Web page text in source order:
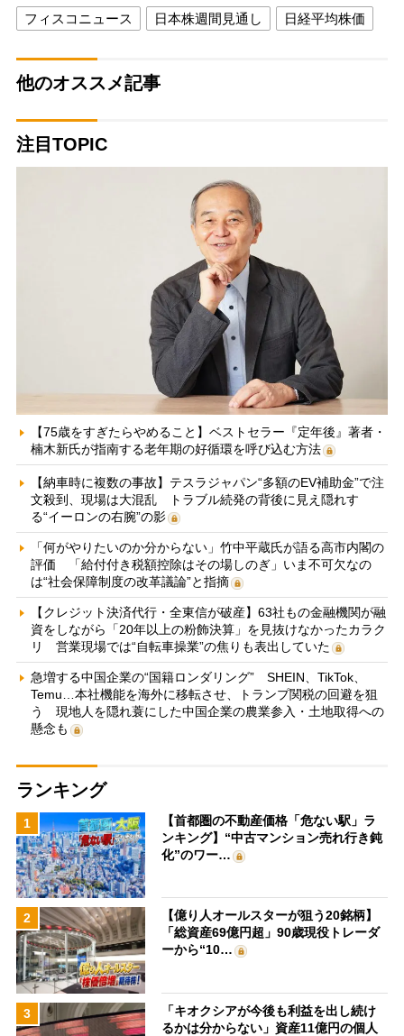
フィスコニュース 日本株週間見通し 日経平均株価
他のオススメ記事
注目TOPIC
【75歳をすぎたらやめること】ベストセラー『定年後』著者・
楠木新氏が指南する老年期の好循環を呼び込む方法
【納車時に複数の事故】テスラジャパン“多額のEV補助金”で注
文殺到、現場は大混乱 トラブル続発の背後に見え隠れす
る“イーロンの右腕”の影
「何がやりたいのか分からない」竹中平蔵氏が語る高市内閣の
評価 「給付付き税額控除はその場しのぎ」いま不可欠なの
は“社会保障制度の改革議論”と指摘
【クレジット決済代行・全東信が破産】63社もの金融機関が融
資をしながら「20年以上の粉飾決算」を見抜けなかったカラク
リ 営業現場では“自転車操業”の焦りも表出していた
急増する中国企業の“国籍ロンダリング” SHEIN、TikTok、
Temu…本社機能を海外に移転させ、トランプ関税の回避を狙
う 現地人を隠れ蓑にした中国企業の農業参入・土地取得への
懸念も
ランキング
1
【首都圏の不動産価格「危ない駅」ラ
ンキング】“中古マンション売れ行き鈍
化”のワー…
2
【億り人オールスターが狙う20銘柄】
「総資産69億円超」90歳現役トレーダ
ーから“10…
3
「キオクシアが今後も利益を出し続け
るかは分からない」資産11億円の個人